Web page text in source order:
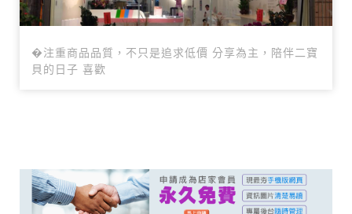
�注重商品品質，不只是追求低價 分享為主，陪伴二寶
貝的日子 喜歡